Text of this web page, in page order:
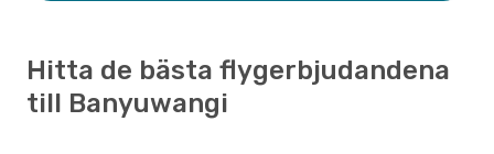
Hitta de bästa flygerbjudandena
till Banyuwangi